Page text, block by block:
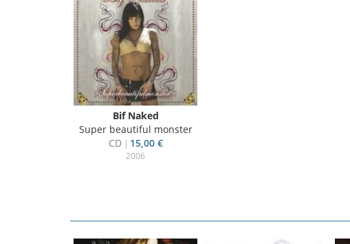
Bif Naked
Super beautiful monster
CD
15,00 €
2006